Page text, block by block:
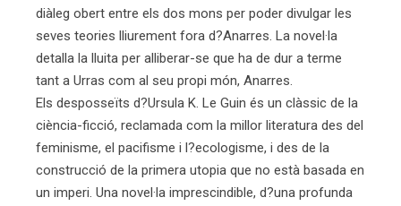
diàleg obert entre els dos mons per poder divulgar les
seves teories lliurement fora d?Anarres. La novel·la
detalla la lluita per alliberar-se que ha de dur a terme
tant a Urras com al seu propi món, Anarres.
Els desposseïts d?Ursula K. Le Guin és un clàssic de la
ciència-ficció, reclamada com la millor literatura des del
feminisme, el pacifisme i l?ecologisme, i des de la
construcció de la primera utopia que no està basada en
un imperi. Una novel·la imprescindible, d?una profunda